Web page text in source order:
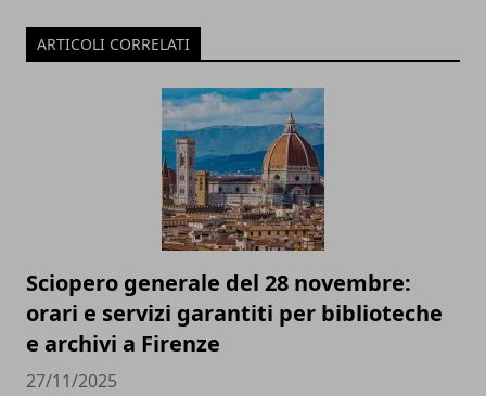
ARTICOLI CORRELATI
Sciopero generale del 28 novembre:
orari e servizi garantiti per biblioteche
e archivi a Firenze
27/11/2025